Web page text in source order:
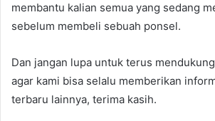
membantu kalian semua yang sedang
sebelum membeli sebuah ponsel.
Dan jangan lupa untuk terus mendukung
agar kami bisa selalu memberikan
terbaru lainnya, terima kasih.